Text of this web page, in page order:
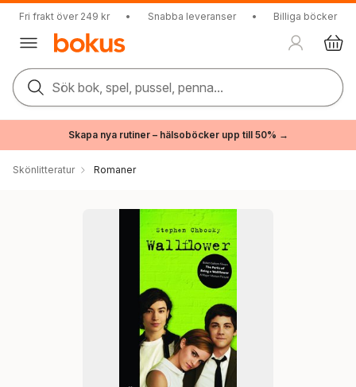
Fri frakt över 249 kr • Snabba leveranser • Billiga böcker
Sök bok, spel, pussel, penna...
Skapa nya rutiner – hälsoböcker upp till 50% →
Skönlitteratur Romaner